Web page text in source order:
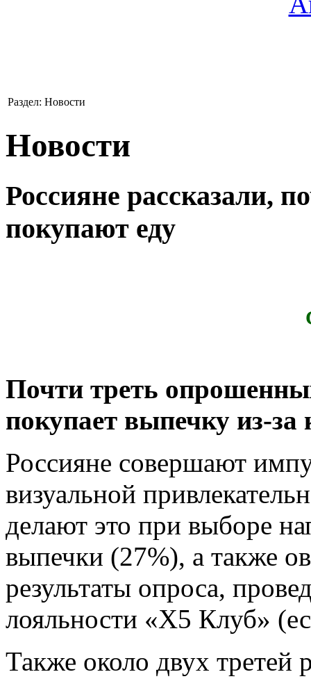
Раздел: Новости
Новости
Россияне рассказали,
покупают еду
Почти треть
покупает выпечку из-за
Россияне совершают
визуальной
делают это при выборе
выпечки (27%), а также
результаты опроса,
лояльности «X5 Клуб»
Также около двух третей